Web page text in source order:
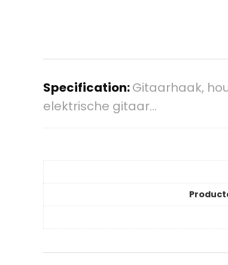
Specification:Gitaarhaak,
elektrische gitaar…